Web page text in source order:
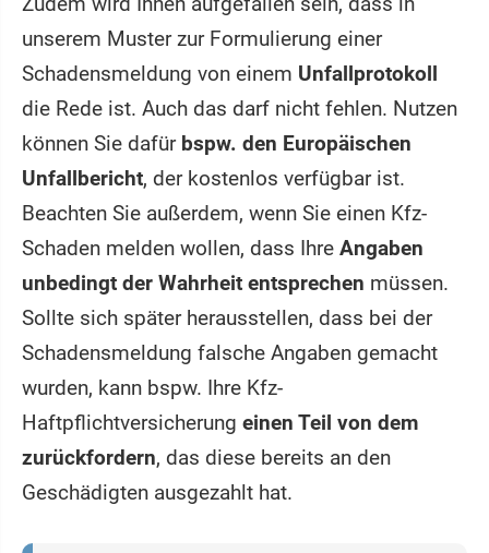
unserem Muster zur Formulierung einer
Schadensmeldung von einem Unfallprotokoll
die Rede ist. Auch das darf nicht fehlen. Nutzen
können Sie dafür bspw. den Europäischen
Unfallbericht, der kostenlos verfügbar ist.
Beachten Sie außerdem, wenn Sie einen Kfz-
Schaden melden wollen, dass Ihre Angaben
unbedingt der Wahrheit entsprechen müssen.
Sollte sich später herausstellen, dass bei der
Schadensmeldung falsche Angaben gemacht
wurden, kann bspw. Ihre Kfz-
Haftpflichtversicherung einen Teil von dem
zurückfordern, das diese bereits an den
Geschädigten ausgezahlt hat.